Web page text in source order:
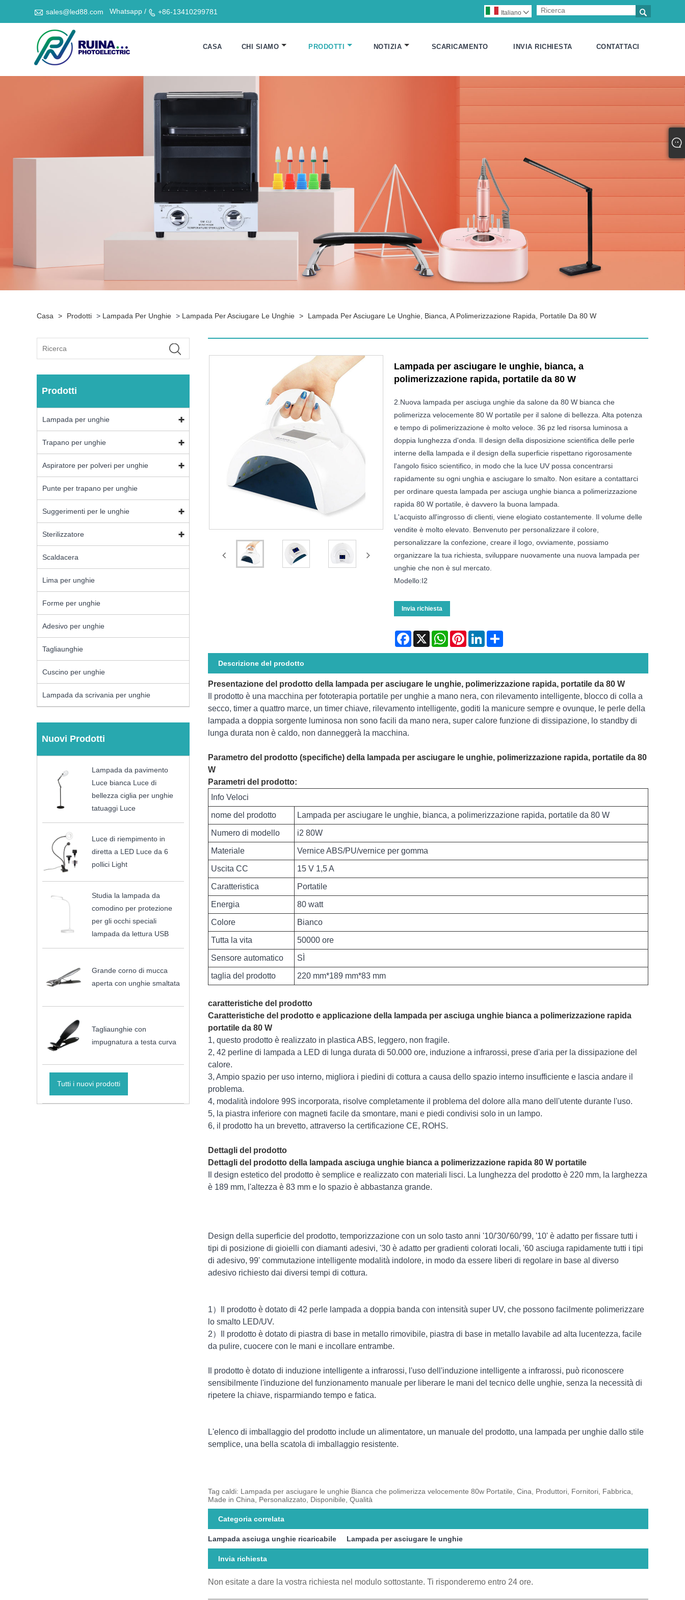
 sales@led88.com Whatsapp /  +86-13410299781 
Italiano 
CASA CHI SIAMO PRODOTTI NOTIZIA SCARICAMENTO INVIA RICHIESTA CONTATTACI
Casa > Prodotti > Lampada Per Unghie > Lampada Per Asciugare Le Unghie > Lampada Per Asciugare Le Unghie, Bianca, A Polimerizzazione Rapida, Portatile Da 80 W
Prodotti
Lampada per unghie
Trapano per unghie
Aspiratore per polveri per unghie
Punte per trapano per unghie
Suggerimenti per le unghie
Sterilizzatore
Scaldacera
Lima per unghie
Forme per unghie
Adesivo per unghie
Tagliaunghie
Cuscino per unghie
Lampada da scrivania per unghie
Nuovi Prodotti
Lampada da pavimento
Luce bianca Luce di
bellezza ciglia per unghie
tatuaggi Luce
Luce di riempimento in
diretta a LED Luce da 6
pollici Light
Studia la lampada da
comodino per protezione
per gli occhi speciali
lampada da lettura USB
Grande corno di mucca
aperta con unghie smaltata
Tagliaunghie con
impugnatura a testa curva
Tutti i nuovi prodotti
Lampada per asciugare le unghie, bianca, a
polimerizzazione rapida, portatile da 80 W
2.Nuova lampada per asciuga unghie da salone da 80 W bianca che
polimerizza velocemente 80 W portatile per il salone di bellezza. Alta potenza
e tempo di polimerizzazione è molto veloce. 36 pz led risorsa luminosa a
doppia lunghezza d'onda. Il design della disposizione scientifica delle perle
interne della lampada e il design della superficie rispettano rigorosamente
l'angolo fisico scientifico, in modo che la luce UV possa concentrarsi
rapidamente su ogni unghia e asciugare lo smalto. Non esitare a contattarci
per ordinare questa lampada per asciuga unghie bianca a polimerizzazione
rapida 80 W portatile, è davvero la buona lampada.
L'acquisto all'ingrosso di clienti, viene elogiato costantemente. Il volume delle
vendite è molto elevato. Benvenuto per personalizzare il colore,
personalizzare la confezione, creare il logo, ovviamente, possiamo
organizzare la tua richiesta, sviluppare nuovamente una nuova lampada per
unghie che non è sul mercato.
Modello:I2
Invia richiesta
Facebook
X WhatsAppPinterestLinkedInShare
Descrizione del prodotto
Presentazione del prodotto della lampada per asciugare le unghie, polimerizzazione rapida, portatile da 80 W
Il prodotto è una macchina per fototerapia portatile per unghie a mano nera, con rilevamento intelligente, blocco di colla a
secco, timer a quattro marce, un timer chiave, rilevamento intelligente, goditi la manicure sempre e ovunque, le perle della
lampada a doppia sorgente luminosa non sono facili da mano nera, super calore funzione di dissipazione, lo standby di
lunga durata non è caldo, non danneggerà la macchina.
Parametro del prodotto (specifiche) della lampada per asciugare le unghie, polimerizzazione rapida, portatile da 80
W
Parametri del prodotto:
Info Veloci
nome del prodotto Lampada per asciugare le unghie, bianca, a polimerizzazione rapida, portatile da 80 W
Numero di modello i2 80W
Materiale Vernice ABS/PU/vernice per gomma
Uscita CC 15 V 1,5 A
Caratteristica Portatile
Energia 80 watt
Colore Bianco
Tutta la vita 50000 ore
Sensore automatico SÌ
taglia del prodotto 220 mm*189 mm*83 mm
caratteristiche del prodotto
Caratteristiche del prodotto e applicazione della lampada per asciuga unghie bianca a polimerizzazione rapida
portatile da 80 W
1, questo prodotto è realizzato in plastica ABS, leggero, non fragile.
2, 42 perline di lampada a LED di lunga durata di 50.000 ore, induzione a infrarossi, prese d'aria per la dissipazione del
calore.
3, Ampio spazio per uso interno, migliora i piedini di cottura a causa dello spazio interno insufficiente e lascia andare il
problema.
4, modalità indolore 99S incorporata, risolve completamente il problema del dolore alla mano dell'utente durante l'uso.
5, la piastra inferiore con magneti facile da smontare, mani e piedi condivisi solo in un lampo.
6, il prodotto ha un brevetto, attraverso la certificazione CE, ROHS.
Dettagli del prodotto
Dettagli del prodotto della lampada asciuga unghie bianca a polimerizzazione rapida 80 W portatile
Il design estetico del prodotto è semplice e realizzato con materiali lisci. La lunghezza del prodotto è 220 mm, la larghezza
è 189 mm, l'altezza è 83 mm e lo spazio è abbastanza grande.
Design della superficie del prodotto, temporizzazione con un solo tasto anni '10/'30/'60/'99, '10' è adatto per fissare tutti i
tipi di posizione di gioielli con diamanti adesivi, '30 è adatto per gradienti colorati locali, '60 asciuga rapidamente tutti i tipi
di adesivo, 99' commutazione intelligente modalità indolore, in modo da essere liberi di regolare in base al diverso
adesivo richiesto dai diversi tempi di cottura.
1）Il prodotto è dotato di 42 perle lampada a doppia banda con intensità super UV, che possono facilmente polimerizzare
lo smalto LED/UV.
2）Il prodotto è dotato di piastra di base in metallo rimovibile, piastra di base in metallo lavabile ad alta lucentezza, facile
da pulire, cuocere con le mani e incollare entrambe.
Il prodotto è dotato di induzione intelligente a infrarossi, l'uso dell'induzione intelligente a infrarossi, può riconoscere
sensibilmente l'induzione del funzionamento manuale per liberare le mani del tecnico delle unghie, senza la necessità di
ripetere la chiave, risparmiando tempo e fatica.
L'elenco di imballaggio del prodotto include un alimentatore, un manuale del prodotto, una lampada per unghie dallo stile
semplice, una bella scatola di imballaggio resistente.
Tag caldi: Lampada per asciugare le unghie Bianca che polimerizza velocemente 80w Portatile, Cina, Produttori, Fornitori, Fabbrica,
Made in China, Personalizzato, Disponibile, Qualità
Categoria correlata
Lampada asciuga unghie ricaricabile Lampada per asciugare le unghie
Invia richiesta
Non esitate a dare la vostra richiesta nel modulo sottostante. Ti risponderemo entro 24 ore.